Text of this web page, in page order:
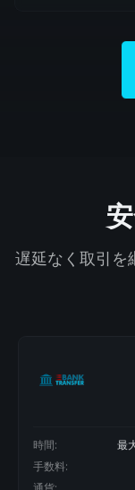
遅延なく取引を
時間: